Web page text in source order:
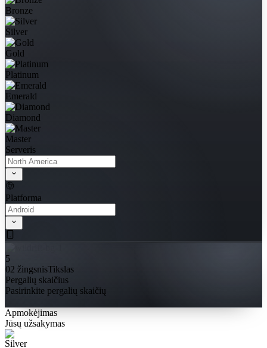
Bronze
Silver
Gold
Platinum
Emerald
Diamond
Master
Serveris
Platforma
5
02 žingsnisTikslas
Pergalių skaičius
Pasirinkite pergalių skaičių
Apmokėjimas
Jūsų užsakymas